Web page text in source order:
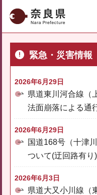
奈良県
緊急・災害情報
2026年6月29日
県道東川河合線（
法面崩落による通
2026年6月29日
国道168号（十津
ついて(迂回路有り)
2026年6月3日
県道大又小川線（